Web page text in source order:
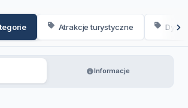
Atrakcje turystyczne
Informacje